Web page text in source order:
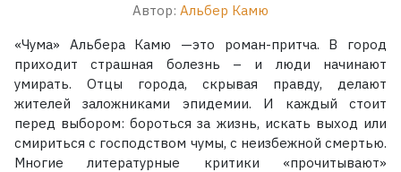
Автор: Альбер Камю
«Чума» Альбера Камю —это роман-притча. В город
приходит страшная болезнь – и люди начинают
умирать. Отцы города, скрывая правду, делают
жителей заложниками эпидемии. И каждый стоит
перед выбором: бороться за жизнь, искать выход или
смириться с господством чумы, с неизбежной смертью.
Многие литературные критики «прочитывают»